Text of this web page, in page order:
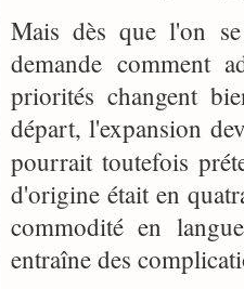
Mais dès que l'on
demande comment
priorités changent
départ, l'expansion
pourrait toutefois
d'origine était en
commodité en
entraîne des